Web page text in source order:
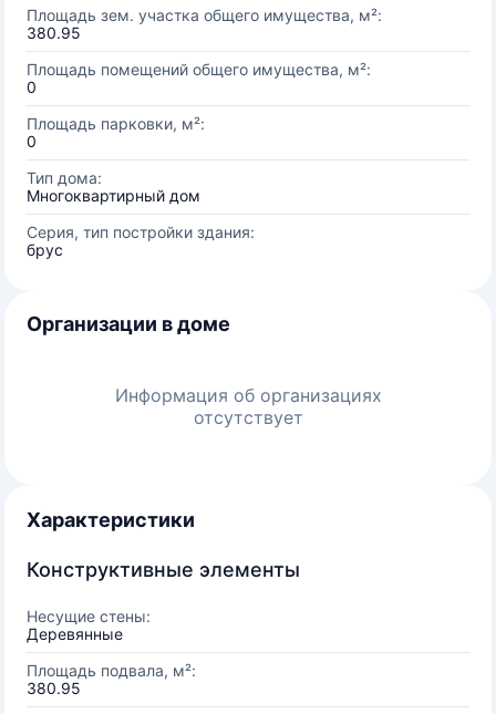
Площадь зем. участка общего имущества, м²:
380.95
Площадь помещений общего имущества, м²:
0
Площадь парковки, м²:
0
Тип дома:
Многоквартирный дом
Серия, тип постройки здания:
брус
Организации в доме
Информация об организациях
отсутствует
Характеристики
Конструктивные элементы
Несущие стены:
Деревянные
Площадь подвала, м²:
380.95